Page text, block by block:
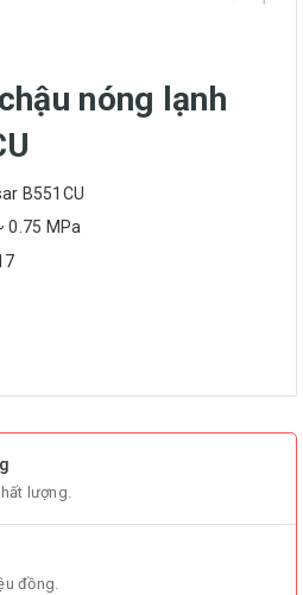
nóng lạnh
B551CU
0.75 MPa
lượng.
đồng.